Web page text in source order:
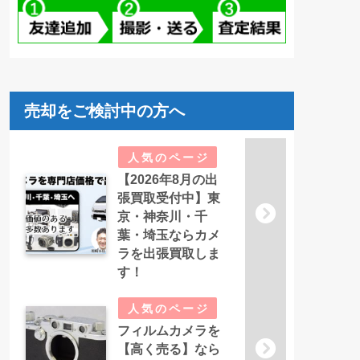
売却をご検討中の方へ
【2026年8月の出
張買取受付中】東
京・神奈川・千
葉・埼玉ならカメ
ラを出張買取しま
す！
フィルムカメラを
【高く売る】なら